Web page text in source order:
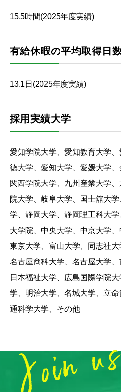
15.5時間(2025年度実績)
有給休暇の平均取得日
13.1日(2025年度実績)
採用実績大学
愛知学院大学、愛知教育大学
徳大学、愛知大学、愛媛大学、
関西学院大学、九州産業大学
院大学、岐阜大学、国士舘大
学、静岡大学、静岡理工科大
大学院、中央大学、中京大学、
東京大学、富山大学、同志社大
名古屋商科大学、名古屋大学、
日本福祉大学、広島国際学院
学、明治大学、名城大学、立
通科学大学、その他